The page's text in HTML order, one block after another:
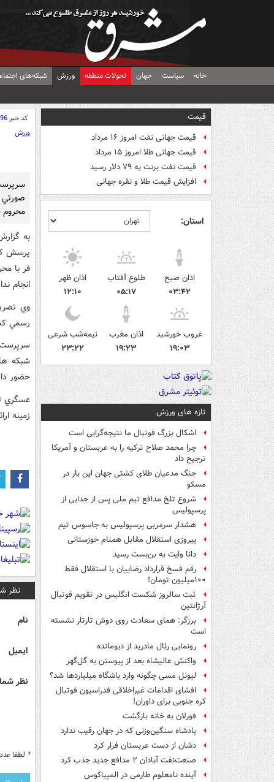
خانه سیاست جهان تحولات منطقه ورزش شبکه‌های
قیمت
قیمت جهانی نفت امروز ۱۶ مرداد
قیمت جهانی طلا امروز ۱۵ مرداد
قیمت نفت برنت به ۷۹ دلار رسید
افزایش قیمت طلا و نقره جهانی
استان:
اذان صبح
۰۳:۴۲
طلوع آفتاب
۰۵:۱۷
اذان ظهر
۱۲:۱۰
غروب خورشید
۱۹:۰۳
اذان مغرب
۱۹:۲۳
نیمه‌شب شرعی
۲۳:۲۲
تازه های ورزش
اشکال بزرگ فوتبال ما نتیجه‌گرایی است
چرا محمد صلاح ترکیه را به عربستان و آمریکا
ترجیح داد
جنگ مدعیان طلای کشتی جهان این بار در
مسکو
شروع تلخ مدافع تیم ملی پس از جدایی از
پرسپولیس
هشدار سرمربی پرسپولیس به جاسوس تیم
پیروزی استقلال مقابل همنام خوزستانی
دانا وایت به بن‌بست رسید
رقم فسخ قرارداد رضاییان با استقلال فقط
۱۰۰میلیون تومان!
ثبت سالروز شکست انگلیس در تقویم فوتبال
آرژانتین
برزگر: همای سعادت روی دوش تارتار نشسته
است
رونمایی رئال مادرید از دیومانده
واکنش عالیشاه بعد از پیوستن به گل‌گهر
لیونل مسی چگونه وارد باشگاه میلیاردها شد؟
افشای اقدامات غیراخلاقی فدراسیون فوتبال
کره جنوبی برای داوران!
فورلان به خانه بازگشت
پادشاه سنگین‌وزنی که در جهان رقیب ندارد
دشان از دست عربستان فرار کرد
صنعت‌نفت آبادان ۲ مدافع جدید جذب کرد
آینده نامعلوم طارمی در المپیاکوس
کد خبر
ورزش
صورتي
محروم
به
پرسش
فر با
انجام
وي
رسمي
سرپرست
شبکه
حضور
عسگري
زمينه
نظر
نام
ایمیل
نظر
* لطفا